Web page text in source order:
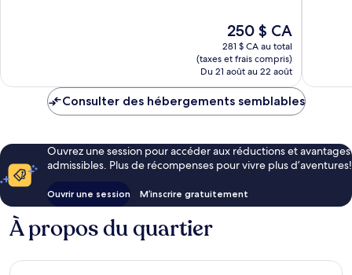
Le
prix
est
de
250 $ CA
250 $ CA
281 $ CA au total
(taxes et frais compris)
Du 21 août au 22 août
Consulter des hébergements semblables
Ouvrez une session pour accéder aux réductions et avantages
admissibles. Plus de récompenses pour vivre plus d’aventures!
Ouvrir une session M’inscrire gratuitement
À propos du quartier